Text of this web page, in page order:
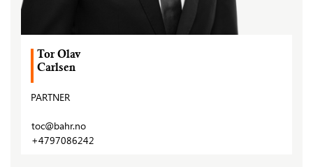
Tor Olav
Carlsen
PARTNER
toc@bahr.no
+4797086242